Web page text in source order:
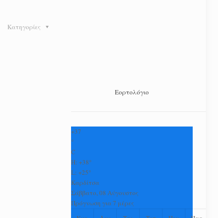
Κατηγορίες
Εορτολόγιο
+37
°
C
H:+38°
L:+25°
Καρδίτσα
Σάββατο, 08 Αύγουστος
Πρόγνωση για 7 μέρες